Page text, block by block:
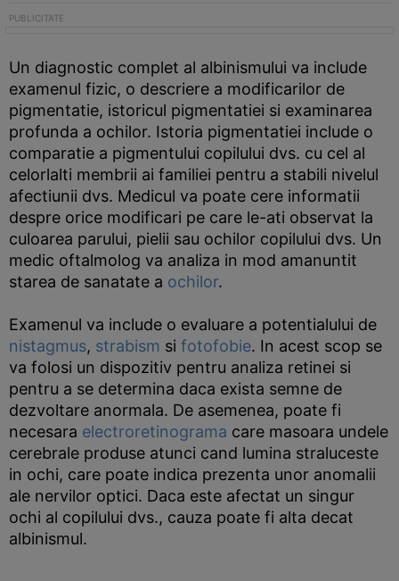
Un diagnostic complet al albinismului va include
examenul fizic, o descriere a modificarilor de
pigmentatie, istoricul pigmentatiei si examinarea
profunda a ochilor. Istoria pigmentatiei include o
comparatie a pigmentului copilului dvs. cu cel al
celorlalti membrii ai familiei pentru a stabili nivelul
afectiunii dvs. Medicul va poate cere informatii
despre orice modificari pe care le-ati observat la
culoarea parului, pielii sau ochilor copilului dvs. Un
medic oftalmolog va analiza in mod amanuntit
starea de sanatate a ochilor.
Examenul va include o evaluare a potentialului de
nistagmus, strabism si fotofobie. In acest scop se
va folosi un dispozitiv pentru analiza retinei si
pentru a se determina daca exista semne de
dezvoltare anormala. De asemenea, poate fi
necesara electroretinograma care masoara undele
cerebrale produse atunci cand lumina straluceste
in ochi, care poate indica prezenta unor anomalii
ale nervilor optici. Daca este afectat un singur
ochi al copilului dvs., cauza poate fi alta decat
albinismul.